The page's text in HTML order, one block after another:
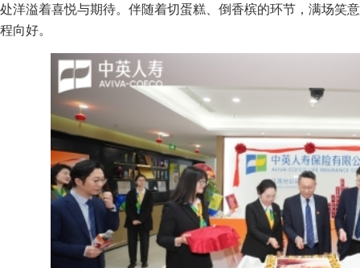
处洋溢着喜悦与期待。伴随着切蛋糕、倒香槟的环节，满场笑
程向好。